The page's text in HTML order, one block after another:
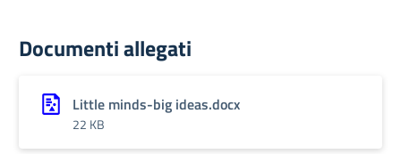
Documenti allegati
Little minds-big ideas.docx
22 KB